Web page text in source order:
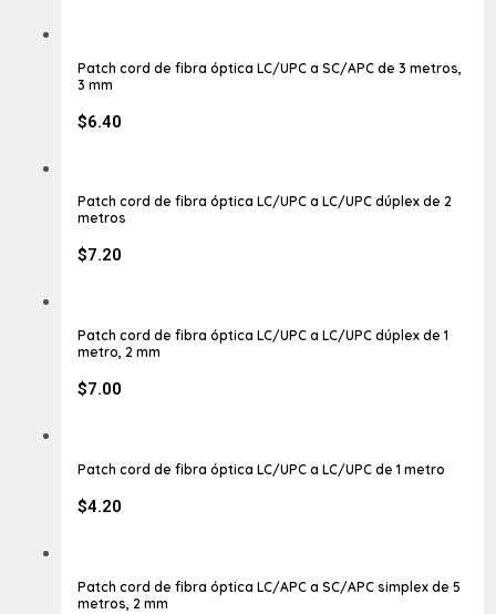
Patch cord de fibra óptica LC/UPC a SC/APC de 3 metros,
3 mm
$6.40
Patch cord de fibra óptica LC/UPC a LC/UPC dúplex de 2
metros
$7.20
Patch cord de fibra óptica LC/UPC a LC/UPC dúplex de 1
metro, 2 mm
$7.00
Patch cord de fibra óptica LC/UPC a LC/UPC de 1 metro
$4.20
Patch cord de fibra óptica LC/APC a SC/APC simplex de 5
metros, 2 mm